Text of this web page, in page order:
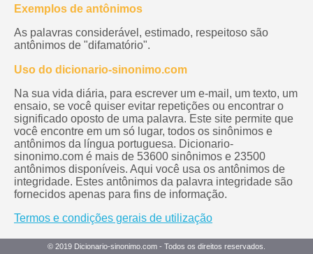
Exemplos de antônimos
As palavras considerável, estimado, respeitoso são
antônimos de "difamatório".
Uso do dicionario-sinonimo.com
Na sua vida diária, para escrever um e-mail, um texto, um
ensaio, se você quiser evitar repetições ou encontrar o
significado oposto de uma palavra. Este site permite que
você encontre em um só lugar, todos os sinônimos e
antônimos da língua portuguesa. Dicionario-
sinonimo.com é mais de 53600 sinônimos e 23500
antônimos disponíveis. Aqui você usa os antônimos de
integridade. Estes antônimos da palavra integridade são
fornecidos apenas para fins de informação.
Termos e condições gerais de utilização
© 2019 Dicionario-sinonimo.com - Todos os direitos reservados.